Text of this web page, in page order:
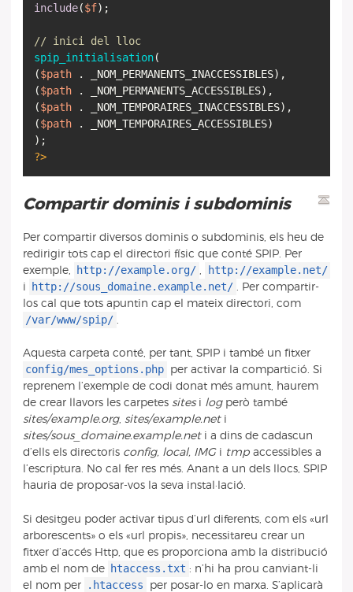
include($f);
// inici del lloc
spip_initialisation(
($path . _NOM_PERMANENTS_INACCESSIBLES),
($path . _NOM_PERMANENTS_ACCESSIBLES),
($path . _NOM_TEMPORAIRES_INACCESSIBLES),
($path . _NOM_TEMPORAIRES_ACCESSIBLES)
?>
Compartir dominis i subdominis
Per compartir diversos dominis o subdominis, els heu de
redirigir tots cap el directori físic que conté SPIP. Per
exemple,
http://example.org/ http://example.net/
i http://sous_domaine.example.net/
. Per compartir-
los cal que tots apuntin cap el mateix directori, com
/var/www/spip/
Aquesta carpeta conté, per tant, SPIP i també un fitxer
config/mes_options.php per activar la compartició. Si
reprenem l’exemple de codi donat més amunt, haurem
de crear llavors les carpetes sitesi logperò també
sites/example.org, sites/example.neti
sites/sous_domaine.example.neti a dins de cadascun
d’ells els directoris config, local, IMGi tmpaccessibles a
l’escriptura. No cal fer res més. Anant a un dels llocs, SPIP
hauria de proposar-vos la seva instal·lació.
Si desitgeu poder activar tipus d’url diferents, com els «url
arborescents» o els «url propis», necessitareu crear un
fitxer d’accés Http, que es proporciona amb la distribució
amb el nom de htaccess.txt : n’hi ha prou canviant-li
el nom per
.htaccess
per posar-lo en marxa. S’aplicarà